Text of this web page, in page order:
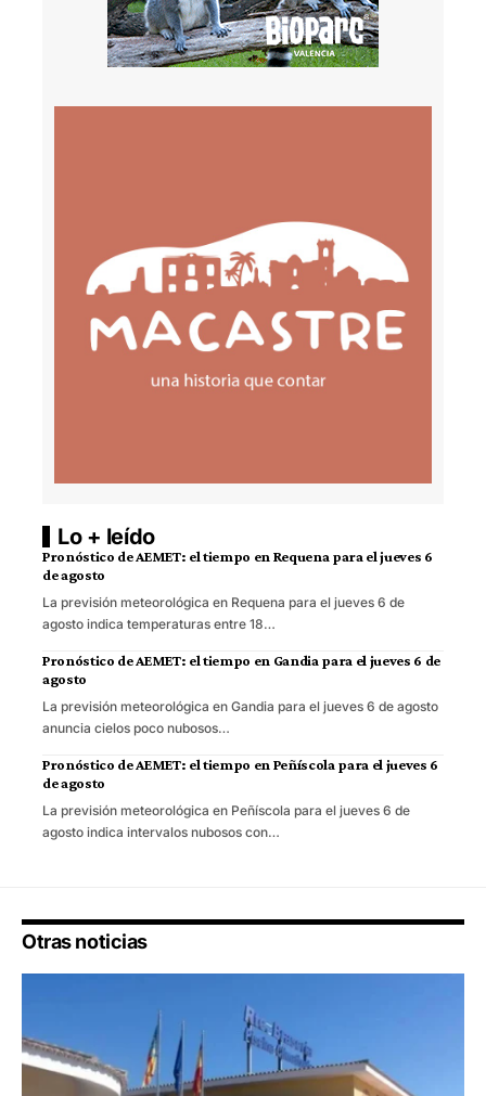
Lo + leído
Pronóstico de AEMET: el tiempo en Requena para el jueves 6
de agosto
La previsión meteorológica en Requena para el jueves 6 de
agosto indica temperaturas entre 18…
Pronóstico de AEMET: el tiempo en Gandia para el jueves 6 de
agosto
La previsión meteorológica en Gandia para el jueves 6 de agosto
anuncia cielos poco nubosos…
Pronóstico de AEMET: el tiempo en Peñíscola para el jueves 6
de agosto
La previsión meteorológica en Peñíscola para el jueves 6 de
agosto indica intervalos nubosos con…
Otras noticias